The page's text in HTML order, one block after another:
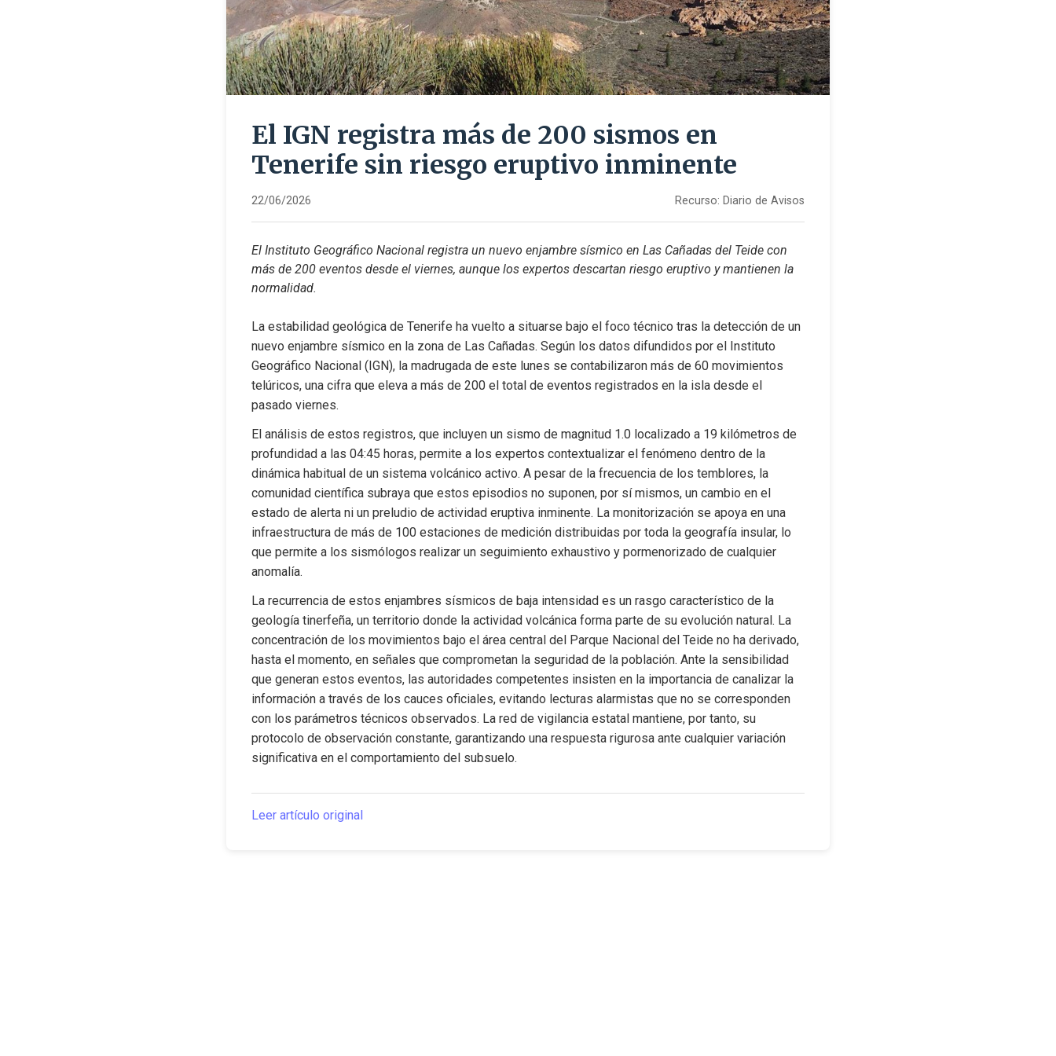
El IGN registra más de 200 sismos en
Tenerife sin riesgo eruptivo inminente
22/06/2026 Recurso: Diario de Avisos
El Instituto Geográfico Nacional registra un nuevo enjambre sísmico en Las Cañadas del Teide con
más de 200 eventos desde el viernes, aunque los expertos descartan riesgo eruptivo y mantienen la
normalidad.
La estabilidad geológica de Tenerife ha vuelto a situarse bajo el foco técnico tras la detección de un
nuevo enjambre sísmico en la zona de Las Cañadas. Según los datos difundidos por el Instituto
Geográfico Nacional (IGN), la madrugada de este lunes se contabilizaron más de 60 movimientos
telúricos, una cifra que eleva a más de 200 el total de eventos registrados en la isla desde el
pasado viernes.
El análisis de estos registros, que incluyen un sismo de magnitud 1.0 localizado a 19 kilómetros de
profundidad a las 04:45 horas, permite a los expertos contextualizar el fenómeno dentro de la
dinámica habitual de un sistema volcánico activo. A pesar de la frecuencia de los temblores, la
comunidad científica subraya que estos episodios no suponen, por sí mismos, un cambio en el
estado de alerta ni un preludio de actividad eruptiva inminente. La monitorización se apoya en una
infraestructura de más de 100 estaciones de medición distribuidas por toda la geografía insular, lo
que permite a los sismólogos realizar un seguimiento exhaustivo y pormenorizado de cualquier
anomalía.
La recurrencia de estos enjambres sísmicos de baja intensidad es un rasgo característico de la
geología tinerfeña, un territorio donde la actividad volcánica forma parte de su evolución natural. La
concentración de los movimientos bajo el área central del Parque Nacional del Teide no ha derivado,
hasta el momento, en señales que comprometan la seguridad de la población. Ante la sensibilidad
que generan estos eventos, las autoridades competentes insisten en la importancia de canalizar la
información a través de los cauces oficiales, evitando lecturas alarmistas que no se corresponden
con los parámetros técnicos observados. La red de vigilancia estatal mantiene, por tanto, su
protocolo de observación constante, garantizando una respuesta rigurosa ante cualquier variación
significativa en el comportamiento del subsuelo.
Leer artículo original